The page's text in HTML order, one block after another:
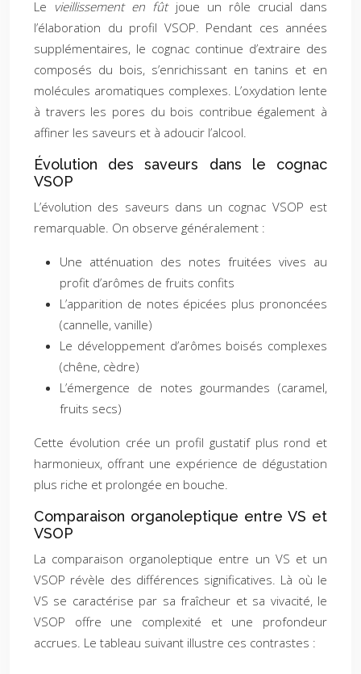
Le vieillissement en fût joue un rôle crucial dans
l’élaboration du profil VSOP. Pendant ces années
supplémentaires, le cognac continue d’extraire des
composés du bois, s’enrichissant en tanins et en
molécules aromatiques complexes. L’oxydation lente
à travers les pores du bois contribue également à
affiner les saveurs et à adoucir l’alcool.
Évolution des saveurs dans le cognac
VSOP
L’évolution des saveurs dans un cognac VSOP est
remarquable. On observe généralement :
Une atténuation des notes fruitées vives au
profit d’arômes de fruits confits
L’apparition de notes épicées plus prononcées
(cannelle, vanille)
Le développement d’arômes boisés complexes
(chêne, cèdre)
L’émergence de notes gourmandes (caramel,
fruits secs)
Cette évolution crée un profil gustatif plus rond et
harmonieux, offrant une expérience de dégustation
plus riche et prolongée en bouche.
Comparaison organoleptique entre VS et
VSOP
La comparaison organoleptique entre un VS et un
VSOP révèle des différences significatives. Là où le
VS se caractérise par sa fraîcheur et sa vivacité, le
VSOP offre une complexité et une profondeur
accrues. Le tableau suivant illustre ces contrastes :